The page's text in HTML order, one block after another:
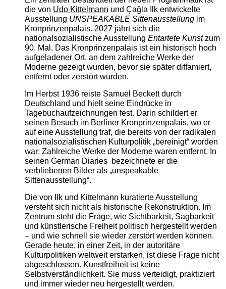
die von Udo Kittelmann und Çağla Ilk entwickelte
Ausstellung UNSPEAKABLE Sittenausstellungim
Kronprinzenpalais. 2027 jährt sich die
nationalsozialistische Ausstellung Entartete Kunstzum
90. Mal. Das Kronprinzenpalais ist ein historisch hoch
aufgeladener Ort, an dem zahlreiche Werke der
Moderne gezeigt wurden, bevor sie später diffamiert,
entfernt oder zerstört wurden.
Im Herbst 1936 reiste Samuel Beckett durch
Deutschland und hielt seine Eindrücke in
Tagebuchaufzeichnungen fest. Darin schildert er
seinen Besuch im Berliner Kronprinzenpalais, wo er
auf eine Ausstellung traf, die bereits von der radikalen
nationalsozialistischen Kulturpolitik „bereinigt“ worden
war: Zahlreiche Werke der Moderne waren entfernt. In
seinen German Diaries bezeichnete er die
verbliebenen Bilder als „unspeakable
Sittenausstellung“.
Die von Ilk und Kittelmann kuratierte Ausstellung
versteht sich nicht als historische Rekonstruktion. Im
Zentrum steht die Frage, wie Sichtbarkeit, Sagbarkeit
und künstlerische Freiheit politisch hergestellt werden
– und wie schnell sie wieder zerstört werden können.
Gerade heute, in einer Zeit, in der autoritäre
Kulturpolitiken weltweit erstarken, ist diese Frage nicht
abgeschlossen. Kunstfreiheit ist keine
Selbstverständlichkeit. Sie muss verteidigt, praktiziert
und immer wieder neu hergestellt werden.